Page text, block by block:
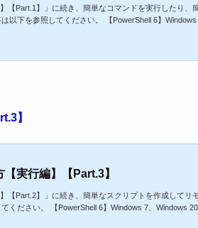
【Part.1】」に続き、簡単なコマンドを実行したり、
以下を参照してください。 【PowerShell 6】Windows
】
実行編】【Part.3】
【Part.2】」に続き、簡単なスクリプトを作成してリ
ください。 【PowerShell 6】Windows 7、Windows